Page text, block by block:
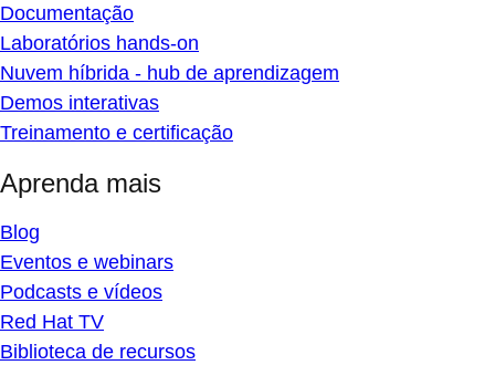
Documentação
Laboratórios hands-on
Nuvem híbrida - hub de aprendizagem
Demos interativas
Treinamento e certificação
Aprenda mais
Blog
Eventos e webinars
Podcasts e vídeos
Red Hat TV
Biblioteca de recursos